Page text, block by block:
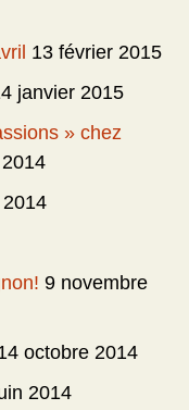
13 février 2015
janvier 2015
» chez
9 novembre
octobre 2014
2014